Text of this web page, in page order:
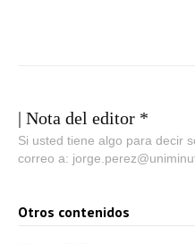
| Nota del editor *
Si usted tiene algo para decir
correo a:
Otros contenidos